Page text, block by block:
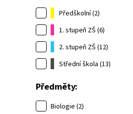
Předškolní (2)
1. stupeň ZŠ (6)
2. stupeň ZŠ (12)
Střední škola (13)
Předměty:
Biologie (2)